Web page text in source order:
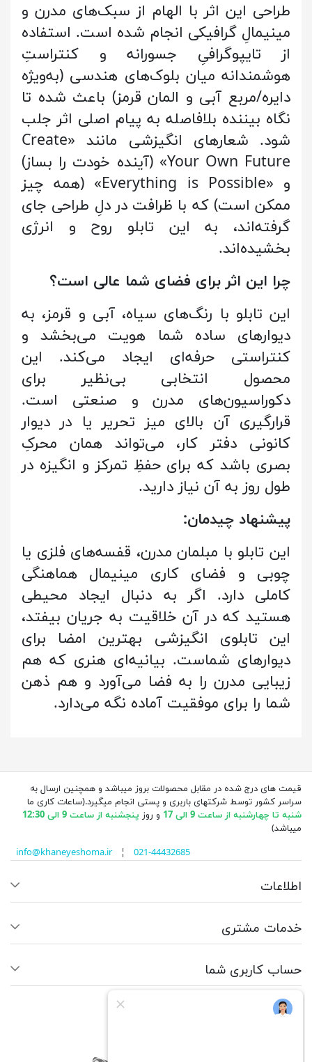
طراحی این اثر با الهام از سبک‌های مدرن و
مینیمالِ گرافیکی انجام شده است. استفاده
از تایپوگرافیِ جسورانه و کنتراستِ
هوشمندانه میان بلوک‌های هندسی (به‌ویژه
دایره/مربع آبی و المان قرمز) باعث شده تا
نگاه بیننده بلافاصله به پیام اصلی اثر جلب
شود. شعارهای انگیزشی مانند «Create
Your Own Future» (آینده خودت را بساز)
و «Everything is Possible» (همه چیز
ممکن است) که با ظرافت در دلِ طراحی جای
گرفته‌اند، به این تابلو روح و انرژی
بخشیده‌اند.
چرا این اثر برای فضای شما عالی است؟
این تابلو با رنگ‌های سیاه، آبی و قرمز، به
دیوارهای ساده شما هویت می‌بخشد و
کنتراستی حرفه‌ای ایجاد می‌کند. این
محصول انتخابی بی‌نظیر برای
دکوراسیون‌های مدرن و صنعتی است.
قرارگیری آن بالای میز تحریر یا در دیوار
کانونی دفتر کار، می‌تواند همان محرکِ
بصری باشد که برای حفظِ تمرکز و انگیزه در
طول روز به آن نیاز دارید.
پیشنهاد چیدمان:
این تابلو با مبلمان مدرن، قفسه‌های فلزی یا
چوبی و فضای کاری مینیمال هماهنگی
کاملی دارد. اگر به دنبال ایجاد محیطی
هستید که در آن خلاقیت به جریان بیفتد،
این تابلوی انگیزشی بهترین امضا برای
دیوارهای شماست. بیانیه‌ای هنری که هم
زیبایی مدرن را به فضا می‌آورد و هم ذهن
شما را برای موفقیت آماده نگه می‌دارد.
قیمت های درج شده در مقابل محصولات بروز میباشد و همچنین ارسال به
سراسر کشور توسط شرکتهای باربری و پستی انجام میگیرد.(ساعات کاری ما
شنبه تا چهارشنبه از ساعت 9 الی 17
و روز پنجشنبه از ساعت 9 الی 12:30
میباشد)
info@khaneyeshoma.ir¦ 021-44432685
اطلاعات
خدمات مشتری
حساب کاربری شما